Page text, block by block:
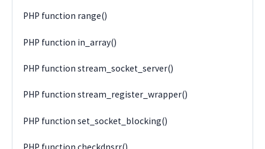
PHP function range()
PHP function in_array()
PHP function stream_socket_server()
PHP function stream_register_wrapper()
PHP function set_socket_blocking()